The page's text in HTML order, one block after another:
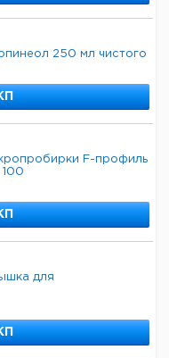
250 мл чистого
F-профиль
100
для